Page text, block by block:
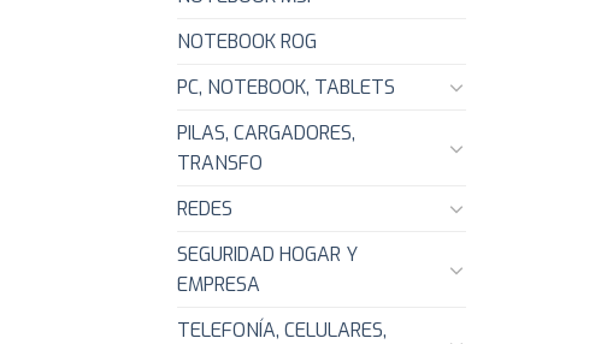
NOTEBOOK ROG
PC, NOTEBOOK, TABLETS
PILAS, CARGADORES,
TRANSFO
REDES
SEGURIDAD HOGAR Y
EMPRESA
TELEFONÍA, CELULARES,